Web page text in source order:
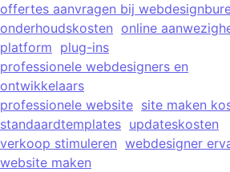
offertes aanvragen bij
onderhoudskosten online
platform plug-ins
professionele webdesigners en
ontwikkelaars
professionele website site maken
standaardtemplates updateskosten
verkoop stimuleren webdesigner
website maken